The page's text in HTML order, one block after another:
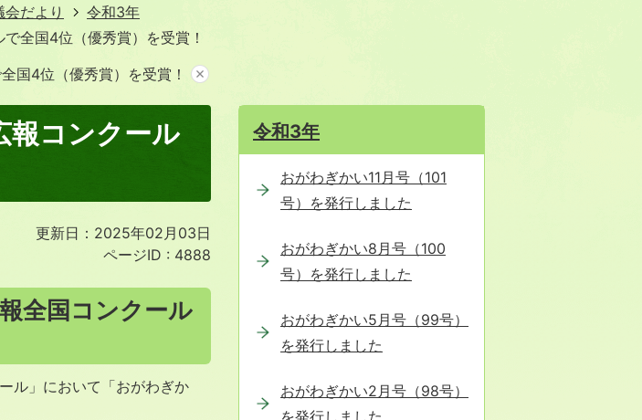
会だより
令和3年
全国4位（優秀賞）を受賞！
国4位（優秀賞）を受賞！
報コンクール
更新日：2025年02月03日
ページID : 4888
全国コンクール
ル」において「おがわぎか
令和3年
おがわぎかい11月号（101
号）を発行しました
おがわぎかい8月号（100
号）を発行しました
おがわぎかい5月号（99号）
を発行しました
おがわぎかい2月号（98号）
を発行しました